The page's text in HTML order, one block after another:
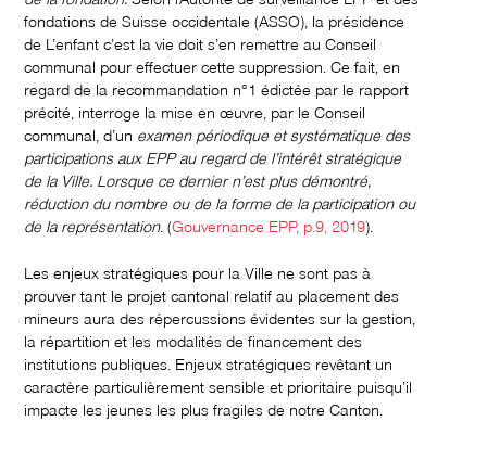
fondations de Suisse occidentale (ASSO), la présidence
de L’enfant c’est la vie doit s’en remettre au Conseil
communal pour effectuer cette suppression. Ce fait, en
regard de la recommandation n°1 édictée par le rapport
précité, interroge la mise en œuvre, par le Conseil
communal, d’un examen périodique et systématique des
participations aux EPP au regard de l’intérêt stratégique
de la Ville. Lorsque ce dernier n’est plus démontré,
réduction du nombre ou de la forme de la participation ou
de la représentation. (Gouvernance EPP, p.9, 2019).
Les enjeux stratégiques pour la Ville ne sont pas à
prouver tant le projet cantonal relatif au placement des
mineurs aura des répercussions évidentes sur la gestion,
la répartition et les modalités de financement des
institutions publiques. Enjeux stratégiques revêtant un
caractère particulièrement sensible et prioritaire puisqu’il
impacte les jeunes les plus fragiles de notre Canton.